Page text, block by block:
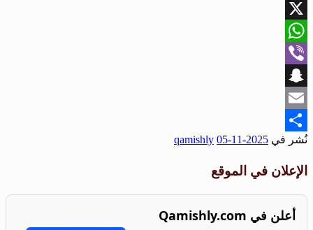
Facebook
X
WhatsApp
Viber
Snapchat
Email
Share
نُشر في 2025-11-05
qamishly
الإعلان في الموقع
أعلن في Qamishly.com